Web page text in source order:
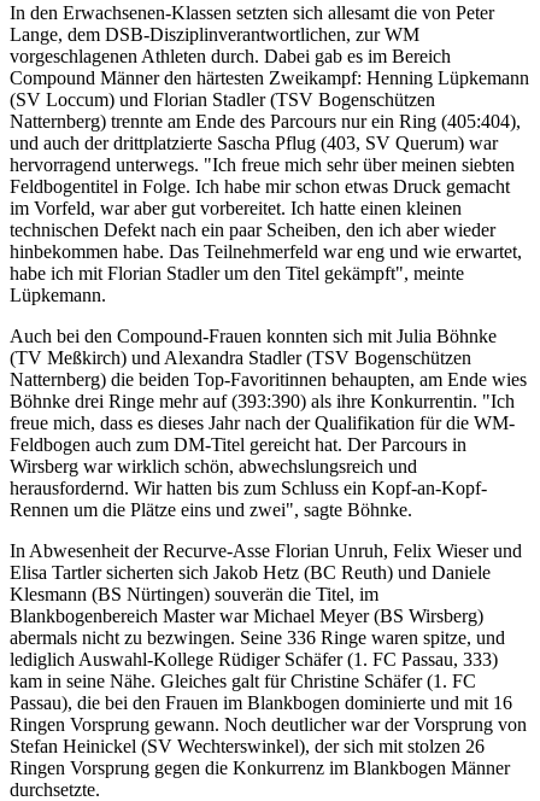
In den Erwachsenen-Klassen setzten sich allesamt die von Peter
Lange, dem DSB-Disziplinverantwortlichen, zur WM
vorgeschlagenen Athleten durch. Dabei gab es im Bereich
Compound Männer den härtesten Zweikampf: Henning Lüpkemann
(SV Loccum) und Florian Stadler (TSV Bogenschützen
Natternberg) trennte am Ende des Parcours nur ein Ring (405:404),
und auch der drittplatzierte Sascha Pflug (403, SV Querum) war
hervorragend unterwegs. "Ich freue mich sehr über meinen siebten
Feldbogentitel in Folge. Ich habe mir schon etwas Druck gemacht
im Vorfeld, war aber gut vorbereitet. Ich hatte einen kleinen
technischen Defekt nach ein paar Scheiben, den ich aber wieder
hinbekommen habe. Das Teilnehmerfeld war eng und wie erwartet,
habe ich mit Florian Stadler um den Titel gekämpft", meinte
Lüpkemann.
Auch bei den Compound-Frauen konnten sich mit Julia Böhnke
(TV Meßkirch) und Alexandra Stadler (TSV Bogenschützen
Natternberg) die beiden Top-Favoritinnen behaupten, am Ende wies
Böhnke drei Ringe mehr auf (393:390) als ihre Konkurrentin. "Ich
freue mich, dass es dieses Jahr nach der Qualifikation für die WM-
Feldbogen auch zum DM-Titel gereicht hat. Der Parcours in
Wirsberg war wirklich schön, abwechslungsreich und
herausfordernd. Wir hatten bis zum Schluss ein Kopf-an-Kopf-
Rennen um die Plätze eins und zwei", sagte Böhnke.
In Abwesenheit der Recurve-Asse Florian Unruh, Felix Wieser und
Elisa Tartler sicherten sich Jakob Hetz (BC Reuth) und Daniele
Klesmann (BS Nürtingen) souverän die Titel, im
Blankbogenbereich Master war Michael Meyer (BS Wirsberg)
abermals nicht zu bezwingen. Seine 336 Ringe waren spitze, und
lediglich Auswahl-Kollege Rüdiger Schäfer (1. FC Passau, 333)
kam in seine Nähe. Gleiches galt für Christine Schäfer (1. FC
Passau), die bei den Frauen im Blankbogen dominierte und mit 16
Ringen Vorsprung gewann. Noch deutlicher war der Vorsprung von
Stefan Heinickel (SV Wechterswinkel), der sich mit stolzen 26
Ringen Vorsprung gegen die Konkurrenz im Blankbogen Männer
durchsetzte.